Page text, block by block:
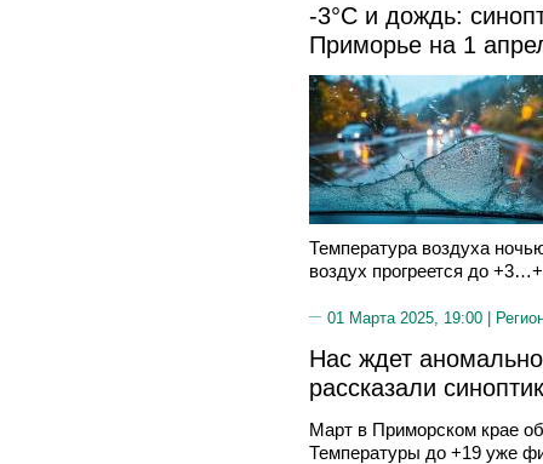
-3°C и дождь:
Приморье на 1
Температура воздуха
воздух прогреется до
01 Марта 2025, 19:00 |
Нас ждет
рассказали
Март в Приморском крае
Температуры до +19 уже